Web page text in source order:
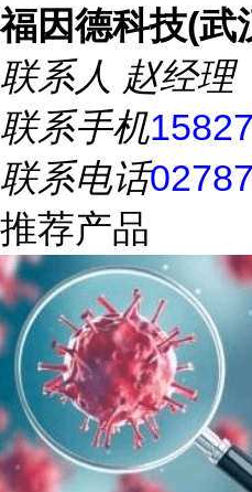
福因德科技(武
联系人 赵经理
联系手机
联系电话
推荐产品